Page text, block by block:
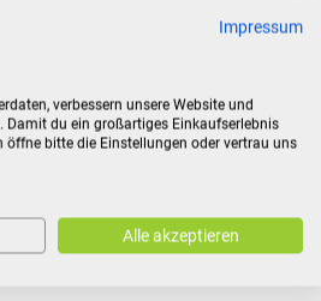
Impressum
verbessern unsere Website und
Damit du ein großartiges Einkaufserlebnis
öffne bitte die Einstellungen oder vertrau uns
Alle akzeptieren